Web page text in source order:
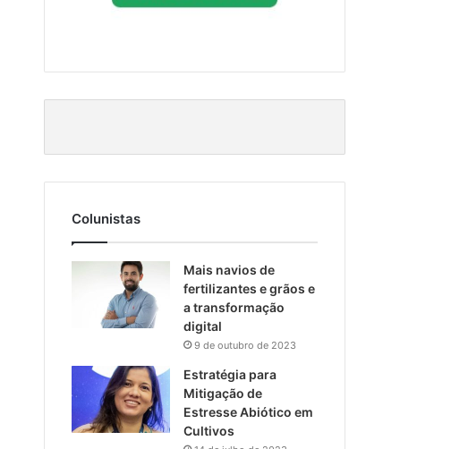
Colunistas
Mais navios de
fertilizantes e grãos e
a transformação
digital
9 de outubro de 2023
Estratégia para
Mitigação de
Estresse Abiótico em
Cultivos